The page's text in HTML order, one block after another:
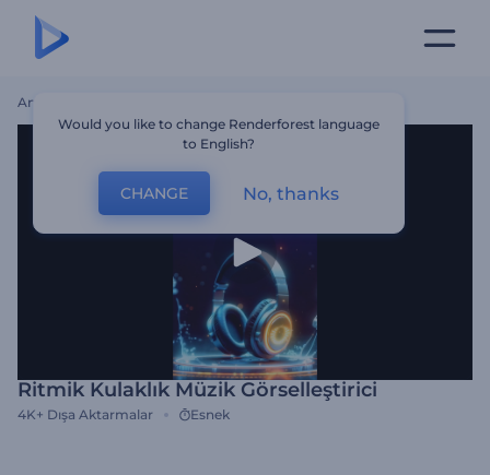
Ana Sayfa
Ritmik Kulaklık Müzik Görselleştirici
4K+ Dışa Aktarmalar Esnek
Would you like to change Renderforest language
to English?
CHANGE No, thanks